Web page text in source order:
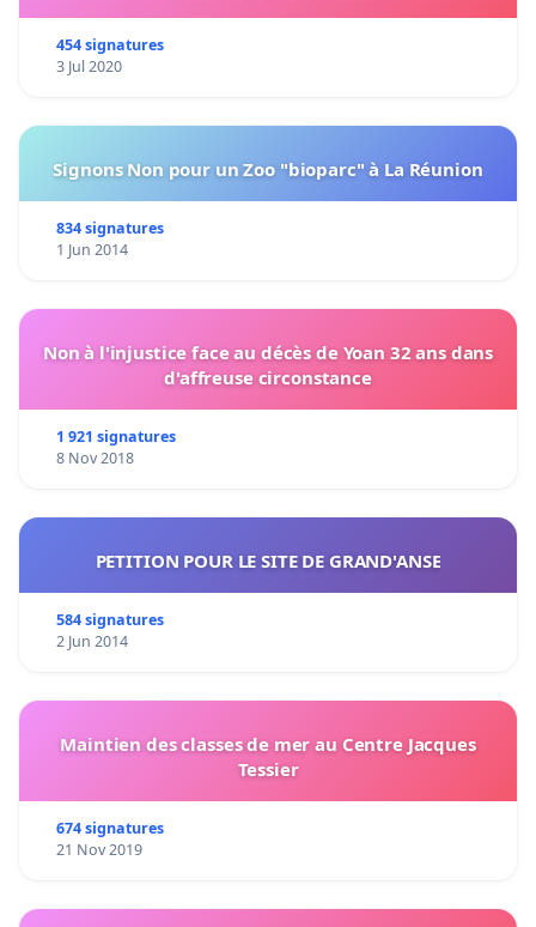
454 signatures
3 Jul 2020
Signons Non pour un Zoo "bioparc" à La Réunion
834 signatures
1 Jun 2014
Non à l'injustice face au décès de Yoan 32 ans dans
d'affreuse circonstance
1 921 signatures
8 Nov 2018
PETITION POUR LE SITE DE GRAND'ANSE
584 signatures
2 Jun 2014
Maintien des classes de mer au Centre Jacques
Tessier
674 signatures
21 Nov 2019